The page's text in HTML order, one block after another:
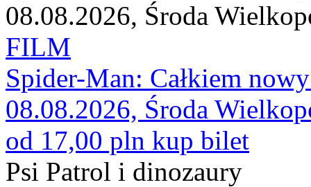
08.08.2026, Środa
FILM
Spider-Man: Całkiem
08.08.2026, Środa
od 17,00 pln kup bilet
Psi Patrol i dinozaury